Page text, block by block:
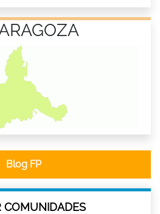
Blog FP
COMUNIDADES